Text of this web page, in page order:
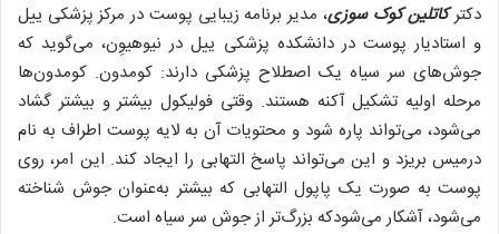
دکترکاتلین کوک سوزی، مدیر برنامه زیبایی پوست در مرکز پزشکی ییل
و استادیار پوست در دانشکده پزشکی ییل در نیوهیوِن، می‌گوید که
جوش‌های سر سیاه یک اصطلاح پزشکی دارند: کومدون. کومدون‌ها
مرحله اولیه تشکیل آکنه هستند. وقتی فولیکول بیشتر و بیشتر گشاد
می‌شود، می‌تواند پاره شود و محتویات آن به لایه پوست اطراف به نام
درمیس بریزد و این می‌تواند پاسخ التهابی را ایجاد کند. این امر، روی
پوست به صورت یک پاپول التهابی که بیشتر به‌عنوان جوش شناخته
می‌شود، آشکار می‌شودکه بزرگ‌تر از جوش سر سیاه است.